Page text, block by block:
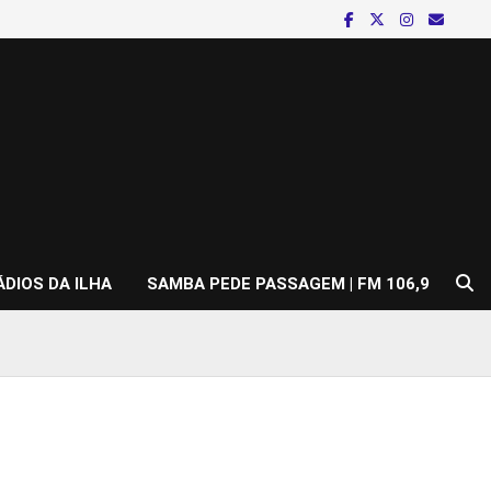
DA ILHA SAMBA PEDE PASSAGEM | FM 106,9